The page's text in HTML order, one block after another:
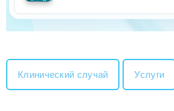
Клинический случай Услуги